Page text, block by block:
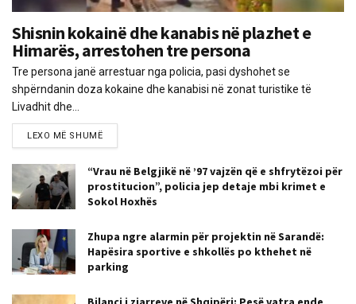
Shisnin kokainë dhe kanabis në plazhet e
Himarës, arrestohen tre persona
Tre persona janë arrestuar nga policia, pasi dyshohet se
shpërndanin doza kokaine dhe kanabisi në zonat turistike të
Livadhit dhe...
LEXO MË SHUMË
“Vrau në Belgjikë në ’97 vajzën që e shfrytëzoi për
prostitucion”, policia jep detaje mbi krimet e
Sokol Hoxhës
Zhupa ngre alarmin për projektin në Sarandë:
Hapësira sportive e shkollës po kthehet në
parking